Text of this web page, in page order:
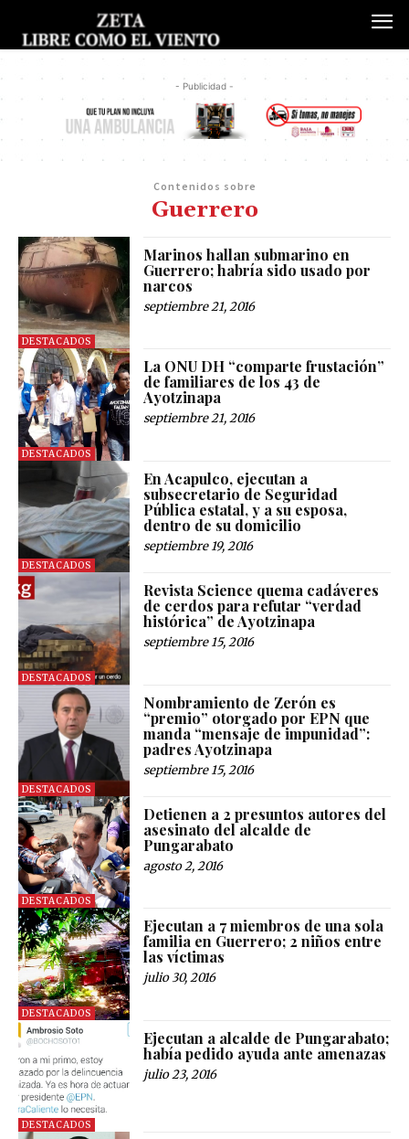
- Publicidad -
Contenidos sobre
Guerrero
DESTACADOS
Marinos hallan submarino en
Guerrero; habría sido usado por
narcos
septiembre 21, 2016
DESTACADOS
La ONU DH “comparte frustación”
de familiares de los 43 de
Ayotzinapa
septiembre 21, 2016
DESTACADOS
En Acapulco, ejecutan a
subsecretario de Seguridad
Pública estatal, y a su esposa,
dentro de su domicilio
septiembre 19, 2016
DESTACADOS
Revista Science quema cadáveres
de cerdos para refutar “verdad
histórica” de Ayotzinapa
septiembre 15, 2016
DESTACADOS
Nombramiento de Zerón es
“premio” otorgado por EPN que
manda “mensaje de impunidad”:
padres Ayotzinapa
septiembre 15, 2016
DESTACADOS
Detienen a 2 presuntos autores del
asesinato del alcalde de
Pungarabato
agosto 2, 2016
DESTACADOS
Ejecutan a 7 miembros de una sola
familia en Guerrero; 2 niños entre
las víctimas
julio 30, 2016
DESTACADOS
Ejecutan a alcalde de Pungarabato;
había pedido ayuda ante amenazas
julio 23, 2016